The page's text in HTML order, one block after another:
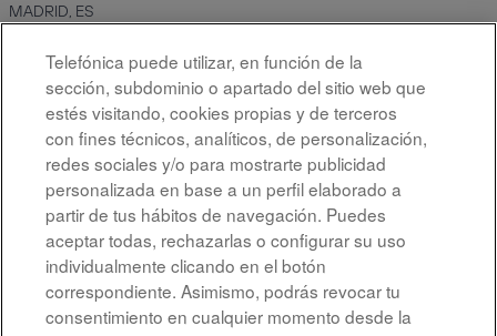
MADRID, ES
Resultados
Aviso legal
Telefónica puede utilizar, en función de la
sección, subdominio o apartado del sitio web que
estés visitando, cookies propias y de terceros
con fines técnicos, analíticos, de personalización,
redes sociales y/o para mostrarte publicidad
personalizada en base a un perfil elaborado a
partir de tus hábitos de navegación. Puedes
aceptar todas, rechazarlas o configurar su uso
individualmente clicando en el botón
correspondiente. Asimismo, podrás revocar tu
consentimiento en cualquier momento desde la